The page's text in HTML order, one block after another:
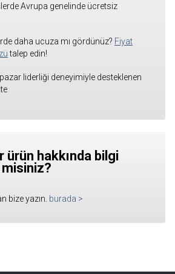
Avrupa genelinde ücretsiz
daha ucuza mı gördünüz? Fiyat
talep edin!
pazar liderliği deneyimiyle desteklenen
ürün hakkında bilgi
bize yazın. burada >